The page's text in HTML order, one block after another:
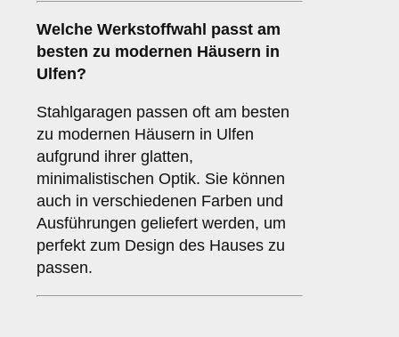
Welche Werkstoffwahl passt am
besten zu modernen Häusern in
Ulfen?
Stahlgaragen passen oft am besten
zu modernen Häusern in Ulfen
aufgrund ihrer glatten,
minimalistischen Optik. Sie können
auch in verschiedenen Farben und
Ausführungen geliefert werden, um
perfekt zum Design des Hauses zu
passen.